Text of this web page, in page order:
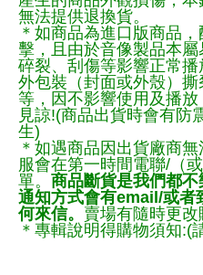
無法提供退換貨。
＊如商品為進口版商品
擊，且由於音像製品本
碎裂、刮傷等影響正常
外包裝（封面或外殼）
等，因不影響使用及播
見諒!(商品出貨時會有防
生)
＊如遇商品因出貨廠商
服會在第一時間電聯/（
單。 商品斷貨是我們都
通知方式會有email/或者
何來信。 賣場有隨時更改
＊專輯說明得購物須知:(